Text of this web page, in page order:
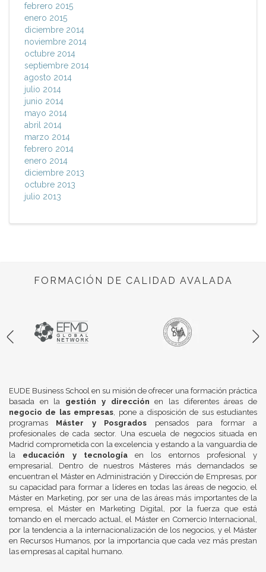
febrero 2015
enero 2015
diciembre 2014
noviembre 2014
octubre 2014
septiembre 2014
agosto 2014
julio 2014
junio 2014
mayo 2014
abril 2014
marzo 2014
febrero 2014
enero 2014
diciembre 2013
octubre 2013
julio 2013
FORMACIÓN DE CALIDAD AVALADA
EUDE Business School en su misión de ofrecer una formación práctica
basada en la gestión y dirección en las diferentes áreas de
negocio de las empresas , pone a disposición de sus estudiantes
programas Máster y Posgrados pensados para formar a
profesionales de cada sector. Una escuela de negocios situada en
Madrid comprometida con la excelencia y estando a la vanguardia de
la educación y tecnologíaen los entornos profesional y
empresarial. Dentro de nuestros Másteres más demandados se
encuentran el Máster en Administración y Dirección de Empresas, por
su capacidad para formar a líderes en todas las áreas de negocio, el
Máster en Marketing, por ser una de las áreas más importantes de la
empresa, el Máster en Marketing Digital, por la fuerza que está
tomando en el mercado actual, el Máster en Comercio Internacional,
por la tendencia a la internacionalización de los negocios, y el Máster
en Recursos Humanos, por la importancia que cada vez más prestan
las empresas al capital humano.